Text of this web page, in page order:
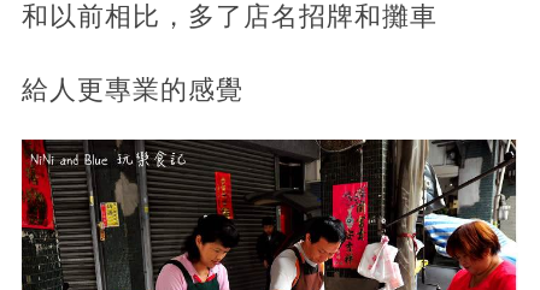
和以前相比，多了店名招牌和攤車
給人更專業的感覺